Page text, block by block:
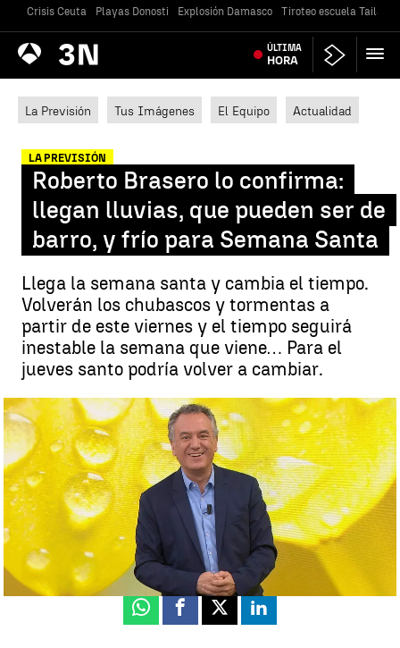
Crisis Ceuta Playas Donosti Explosión Damasco Tiroteo escuela
Antena
3 Noticias ÚLTIMA
HORA
La Previsión Tus Imágenes El Equipo Actualidad
LA PREVISIÓN
Roberto Brasero lo confirma:
llegan lluvias, que pueden ser de
barro, y frío para Semana Santa
Llega la semana santa y cambia el tiempo.
Volverán los chubascos y tormentas a
partir de este viernes y el tiempo seguirá
inestable la semana que viene… Para el
jueves santo podría volver a cambiar.
La previsión de Roberto Brasero para Semana Santa |Antena 3
Noticias
Roberto Brasero
Publicado:
10 de abril de 2025, 19:17
Whatsapp
Facebook
X Linkedin